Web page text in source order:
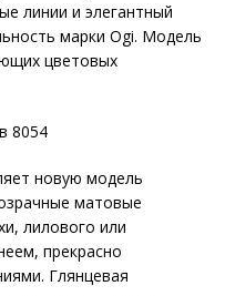
линии и элегантный
марки Ogi. Модель
цветовых
новую модель
матовые
лилового или
прекрасно
Глянцевая